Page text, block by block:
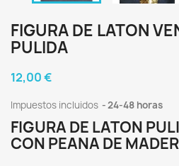
FIGURA DE LATON
PULIDA
12,00 €
Impuestos incluidos 24-48 horas
FIGURA DE LATON
CON PEANA DE